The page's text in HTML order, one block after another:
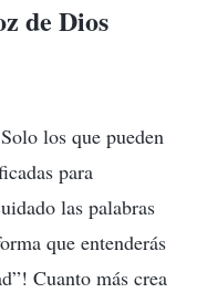
de Dios
los que pueden
para
las palabras
que entenderás
Cuanto más crea